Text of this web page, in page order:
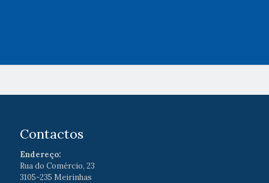
Contactos
Endereço:
Rua do Comércio, 23
3105-235 Meirinhas